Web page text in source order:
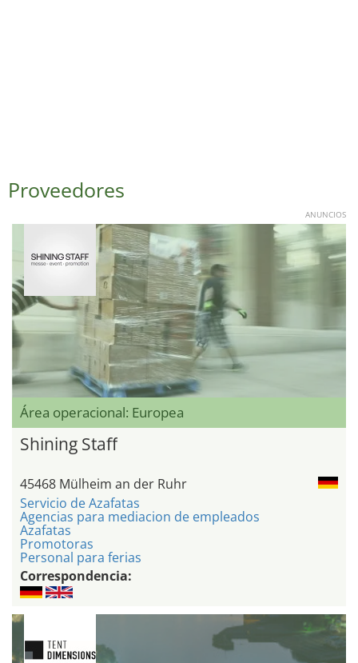
Proveedores
ANUNCIOS
Área operacional: Europea
Shining Staff
45468 Mülheim an der Ruhr
Servicio de Azafatas
Agencias para mediacion de empleados
Azafatas
Promotoras
Personal para ferias
Correspondencia: